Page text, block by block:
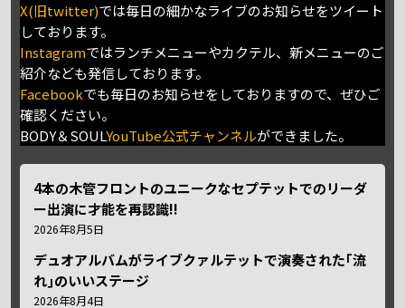
X(旧twitter)では毎日の細かなライブのお知らせをツイート
しております。
Instagramではランチメニューやカクテル、新メニューのご
紹介なども発信しております。
Facebookでも毎日のお知らせをしておりますので、ぜひご
確認ください。
BODY＆SOULYouTube公式チャンネルができました。
4本の木管フロントのユニークなセプテットでのリーダ
ー出演に才能を再認識!!
2026年8月5日
デュオアルバムがライブクァルテットで演奏された｢流
れ｣のいいステージ
2026年8月4日